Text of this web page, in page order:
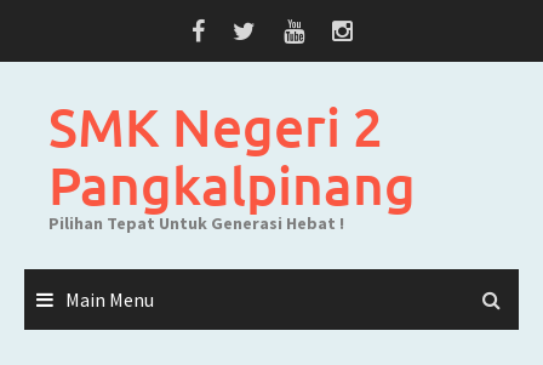
SMK Negeri 2
Pangkalpinang
Pilihan Tepat Untuk Generasi Hebat !
Main Menu